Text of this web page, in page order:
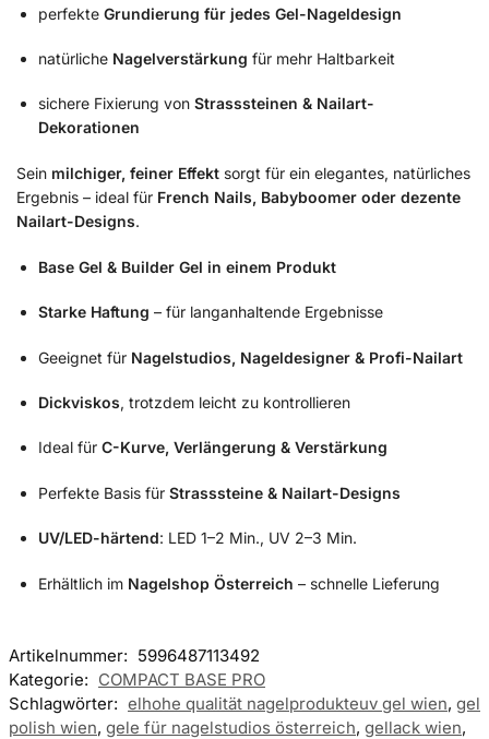
perfekte Grundierung für jedes Gel-Nageldesign
natürliche Nagelverstärkung für mehr Haltbarkeit
sichere Fixierung von Strasssteinen & Nailart-
Dekorationen
Sein milchiger, feiner Effekt sorgt für ein elegantes, natürliches
Ergebnis – ideal für French Nails, Babyboomer oder dezente
Nailart-Designs.
Base Gel & Builder Gel in einem Produkt
Starke Haftung – für langanhaltende Ergebnisse
Geeignet für Nagelstudios, Nageldesigner & Profi-Nailart
Dickviskos, trotzdem leicht zu kontrollieren
Ideal für C-Kurve, Verlängerung & Verstärkung
Perfekte Basis für Strasssteine & Nailart-Designs
UV/LED-härtend: LED 1–2 Min., UV 2–3 Min.
Erhältlich im Nagelshop Österreich – schnelle Lieferung
Artikelnummer: 5996487113492
Kategorie: COMPACT BASE PRO
Schlagwörter: elhohe qualität nagelprodukteuv gel wien, gel
polish wien, gele für nagelstudios österreich, gellack wien,